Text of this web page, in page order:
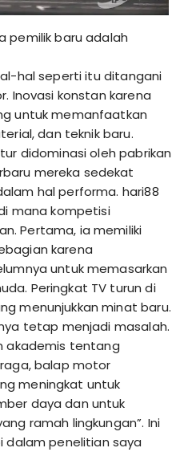
pemilik baru adalah
hal seperti itu ditangani
Inovasi konstan karena
untuk memanfaatkan
dan teknik baru.
didominasi oleh pabrikan
mereka sedekat
hal performa. hari88
mana kompetisi
Pertama, ia memiliki
karena
untuk memasarkan
Peringkat TV turun di
menunjukkan minat baru.
tetap menjadi masalah.
akademis tentang
balap motor
meningkat untuk
daya dan untuk
ramah lingkungan”. Ini
penelitian saya